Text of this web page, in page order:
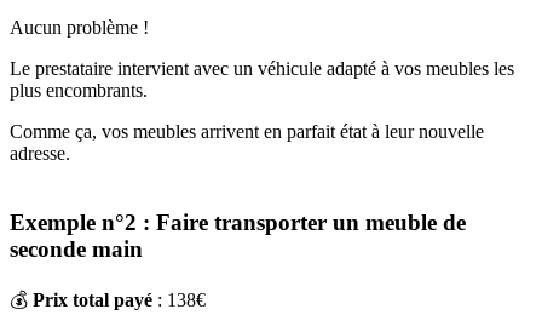
Aucun problème !
Le prestataire intervient avec un véhicule adapté à vos meubles les
plus encombrants.
Comme ça, vos meubles arrivent en parfait état à leur nouvelle
adresse.
Exemple n°2 : Faire transporter un meuble de
seconde main
💰 Prix total payé : 138€